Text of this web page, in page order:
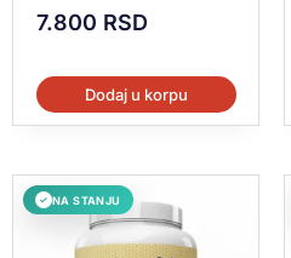
7.800 RSD
Dodaj u korpu
✓ NA STANJU